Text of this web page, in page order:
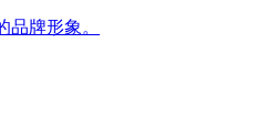
牌形象。